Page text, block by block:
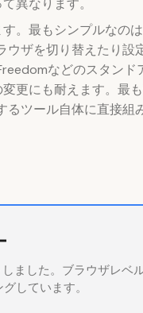
異なります。
。最もシンプルなの
ザを切り替えたり設
などのスタンド
更にも耐えます。最
ツール自体に直接組
ました。ブラウザレベ
しています。